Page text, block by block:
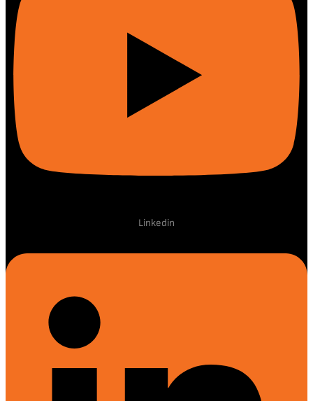
Linkedin